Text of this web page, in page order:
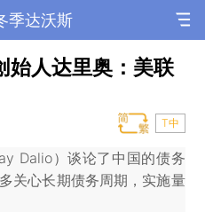
季达沃斯
始人达里奥：美联
T中
Dalio）谈论了中国的债务
关心长期债务周期，实施量